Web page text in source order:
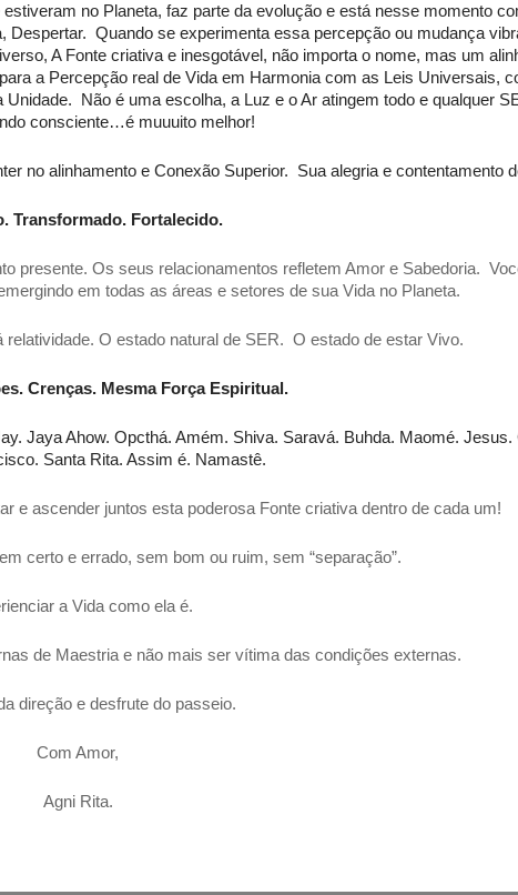
no Planeta, faz parte da evolução e está nesse momento
Despertar. Quando se experimenta essa percepção ou mudança
A Fonte criativa e inesgotável, não importa o nome, mas um
a Percepção real de Vida em Harmonia com as Leis Universais,
Não é uma escolha, a Luz e o Ar atingem todo e qualquer
consciente…é muuuito melhor!
no alinhamento e Conexão Superior. Sua alegria e contentamento
Transformado. Fortalecido.
presente. Os seus relacionamentos refletem Amor e Sabedoria.
em todas as áreas e setores de sua Vida no Planeta.
relatividade. O estado natural de SER. O estado de estar Vivo.
Crenças. Mesma Força Espiritual.
Jaya Ahow. Opcthá. Amém. Shiva. Saravá. Buhda. Maomé. Jesus.
Santa Rita. Assim é. Namastê.
e ascender juntos esta poderosa Fonte criativa dentro de cada um!
certo e errado, sem bom ou ruim, sem “separação”.
a Vida como ela é.
de Maestria e não mais ser vítima das condições externas.
direção e desfrute do passeio.
Com Amor,
Agni Rita.